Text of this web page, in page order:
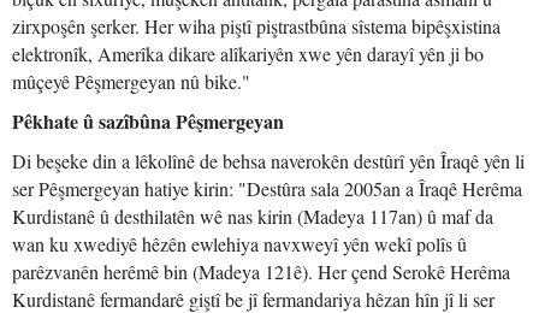
zirxpoşên şerker. Her wiha piştî piştrastbûna sîstema bipêşxistina
elektronîk, Amerîka dikare alîkariyên xwe yên darayî yên ji bo
mûçeyê Pêşmergeyan nû bike."
Pêkhate û sazîbûna Pêşmergeyan
Di beşeke din a lêkolînê de behsa naverokên destûrî yên Îraqê yên li
ser Pêşmergeyan hatiye kirin: "Destûra sala 2005an a Îraqê Herêma
Kurdistanê û desthilatên wê nas kirin (Madeya 117an) û maf da
wan ku xwediyê hêzên ewlehiya navxweyî yên wekî polîs û
parêzvanên herêmê bin (Madeya 121ê). Her çend Serokê Herêma
Kurdistanê fermandarê giştî be jî fermandariya hêzan hîn jî li ser